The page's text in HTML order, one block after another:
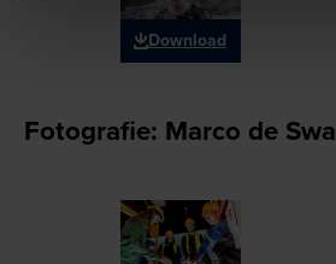
Download
Fotografie: Marco de